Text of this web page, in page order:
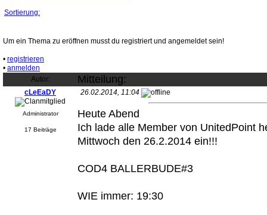
Sortierung:
Um ein Thema zu eröffnen musst du registriert und angemeldet sein!
• registrieren
• anmelden
Autor:
Mitteilung:
cLeEaDY
Administrator
17 Beiträge
26.02.2014, 11:04
Heute Abend
Ich lade alle Member von UnitedPoint
Mittwoch den 26.2.2014 ein!!!
COD4 BALLERBUDE#3
WIE immer: 19:30